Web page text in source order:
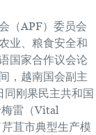
（APF）委员会
业、粮食安全和
国家合作议会论
，越南国会副主
同刚果民主共和国
梅雷（Vital
苴市典型生产模